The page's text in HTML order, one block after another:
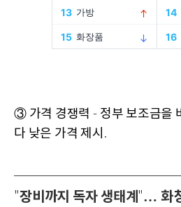
③ 가격 경쟁력 - 정부 보조금을
다 낮은 가격 제시 .
"장비까지 독자 생태계 "… 화